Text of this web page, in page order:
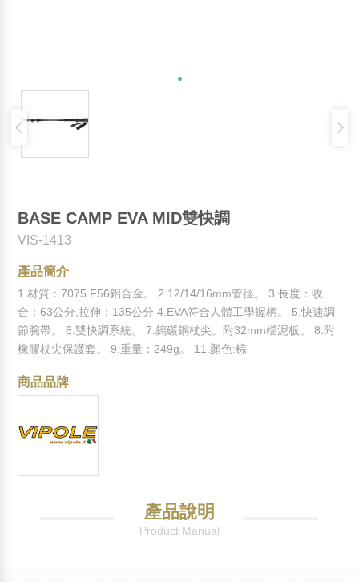
BASE CAMP EVA MID雙快調
VIS-1413
產品簡介
1.材質：7075 F56鋁合金。 2.12/14/16mm管徑。 3.長度：收
合：63公分,拉伸：135公分 4.EVA符合人體工學握柄。 5.快速調
節腕帶。 6.雙快調系統。 7.鎢碳鋼杖尖。附32mm檔泥板。 8.附
橡膠杖尖保護套。 9.重量：249g。 11.顏色:棕
商品品牌
產品說明
Product Manual